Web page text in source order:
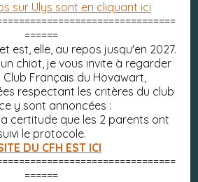
sur Ulys sont en cliquant ici
======
est, elle, au repos jusqu'en 2027.
chiot, je vous invite à regarder
Club Français du Hovawart,
respectant les critères du club
y sont annoncées :
certitude que les 2 parents ont
le protocole.
DU CFH EST ICI
======